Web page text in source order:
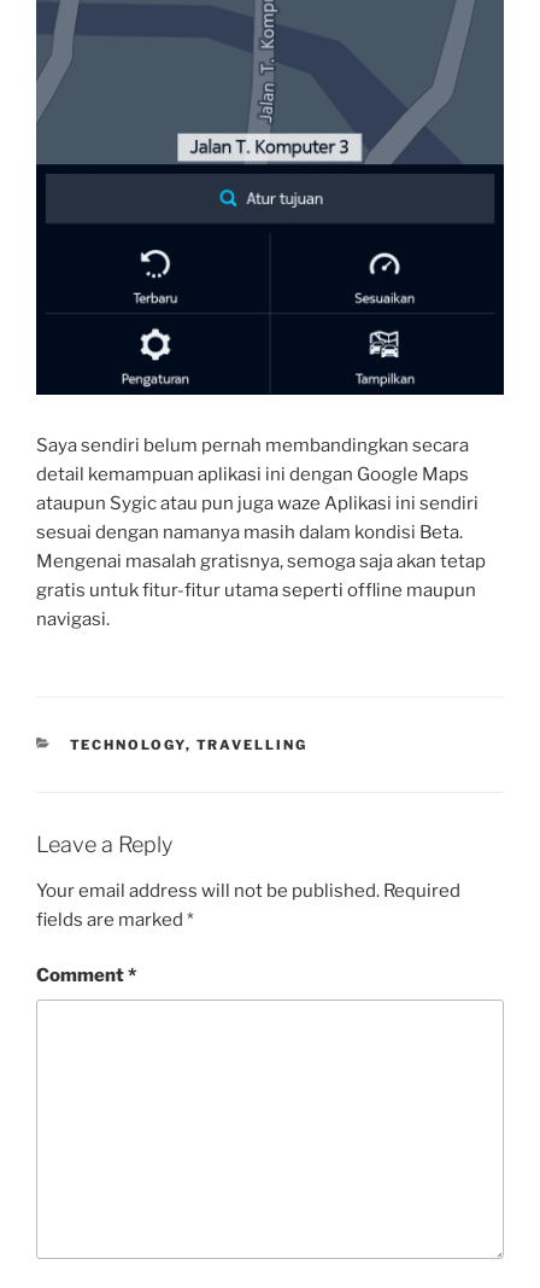
Saya sendiri belum pernah membandingkan secara
detail kemampuan aplikasi ini dengan Google Maps
ataupun Sygic atau pun juga waze Aplikasi ini sendiri
sesuai dengan namanya masih dalam kondisi Beta.
Mengenai masalah gratisnya, semoga saja akan tetap
gratis untuk fitur-fitur utama seperti offline maupun
navigasi.
CATEGORIES
TECHNOLOGY, TRAVELLING
Leave a Reply
Your email address will not be published. Required
fields are marked *
Comment*